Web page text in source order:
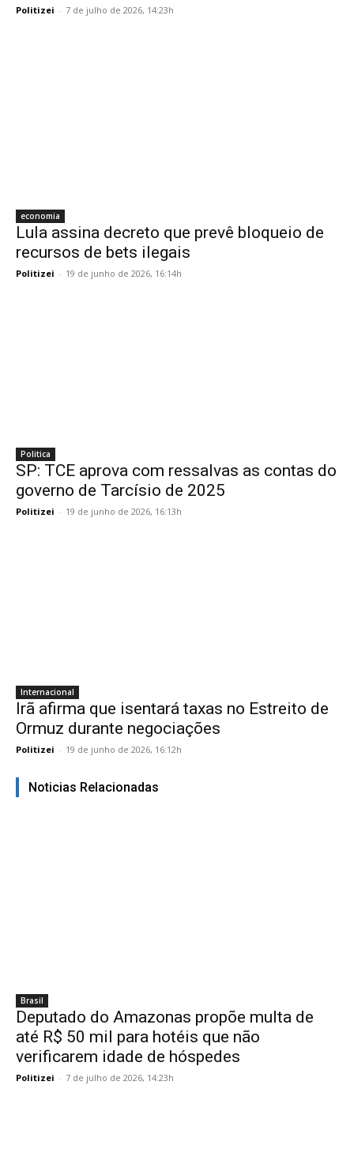
Politizei - 7 de julho de 2026, 14:23h
economia
Lula assina decreto que prevê bloqueio de
recursos de bets ilegais
Politizei - 19 de junho de 2026, 16:14h
Politica
SP: TCE aprova com ressalvas as contas do
governo de Tarcísio de 2025
Politizei - 19 de junho de 2026, 16:13h
Internacional
Irã afirma que isentará taxas no Estreito de
Ormuz durante negociações
Politizei - 19 de junho de 2026, 16:12h
Noticias Relacionadas
Brasil
Deputado do Amazonas propõe multa de
até R$ 50 mil para hotéis que não
verificarem idade de hóspedes
Politizei - 7 de julho de 2026, 14:23h